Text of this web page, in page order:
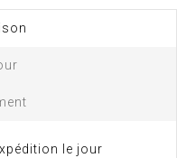
le jour